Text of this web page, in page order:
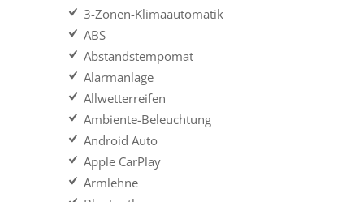
3-Zonen-Klimaautomatik
ABS
Abstandstempomat
Alarmanlage
Allwetterreifen
Ambiente-Beleuchtung
Android Auto
Apple CarPlay
Armlehne